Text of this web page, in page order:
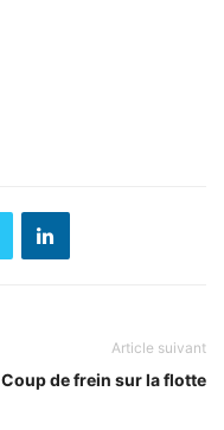
Article suivant
Coup de frein sur la flotte